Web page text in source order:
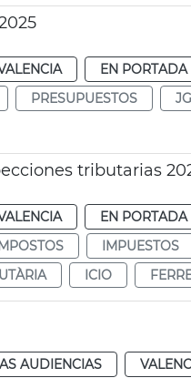
EN PORTADA
PRESUPUESTOS
tributarias
EN PORTADA
IMPUESTOS
ICIO
AUDIENCIAS